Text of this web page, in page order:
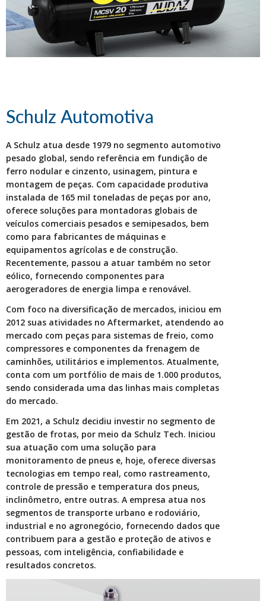
Schulz Automotiva
A Schulz atua desde 1979 no segmento automotivo
pesado global, sendo referência em fundição de
ferro nodular e cinzento, usinagem, pintura e
montagem de peças. Com capacidade produtiva
instalada de 165 mil toneladas de peças por ano,
oferece soluções para montadoras globais de
veículos comerciais pesados e semipesados, bem
como para fabricantes de máquinas e
equipamentos agrícolas e de construção.
Recentemente, passou a atuar também no setor
eólico, fornecendo componentes para
aerogeradores de energia limpa e renovável.
Com foco na diversificação de mercados, iniciou em
2012 suas atividades no Aftermarket, atendendo ao
mercado com peças para sistemas de freio, como
compressores e componentes da frenagem de
caminhões, utilitários e implementos. Atualmente,
conta com um portfólio de mais de 1.000 produtos,
sendo considerada uma das linhas mais completas
do mercado.
Em 2021, a Schulz decidiu investir no segmento de
gestão de frotas, por meio da Schulz Tech. Iniciou
sua atuação com uma solução para
monitoramento de pneus e, hoje, oferece diversas
tecnologias em tempo real, como rastreamento,
controle de pressão e temperatura dos pneus,
inclinômetro, entre outras. A empresa atua nos
segmentos de transporte urbano e rodoviário,
industrial e no agronegócio, fornecendo dados que
contribuem para a gestão e proteção de ativos e
pessoas, com inteligência, confiabilidade e
resultados concretos.